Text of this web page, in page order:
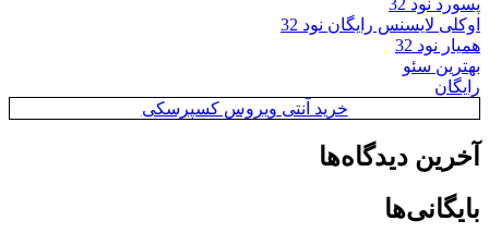
پسورد نود 32
اوکلی لایسنس رایگان نود 32
همیار نود 32
بهترین سئو
رایگان
خرید آنتی ویروس کسپرسکی
آخرین دیدگاه‌ها
بایگانی‌ها